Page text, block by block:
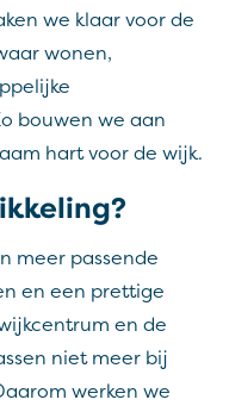
we klaar voor de
wonen,
bouwen we aan
hart voor de wijk.
meer passende
en een prettige
en de
niet meer bij
werken we